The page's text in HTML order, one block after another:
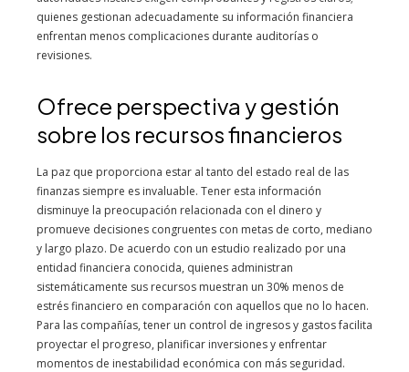
quienes gestionan adecuadamente su información financiera
enfrentan menos complicaciones durante auditorías o
revisiones.
Ofrece perspectiva y gestión
sobre los recursos financieros
La paz que proporciona estar al tanto del estado real de las
finanzas siempre es invaluable. Tener esta información
disminuye la preocupación relacionada con el dinero y
promueve decisiones congruentes con metas de corto, mediano
y largo plazo. De acuerdo con un estudio realizado por una
entidad financiera conocida, quienes administran
sistemáticamente sus recursos muestran un 30% menos de
estrés financiero en comparación con aquellos que no lo hacen.
Para las compañías, tener un control de ingresos y gastos facilita
proyectar el progreso, planificar inversiones y enfrentar
momentos de inestabilidad económica con más seguridad.